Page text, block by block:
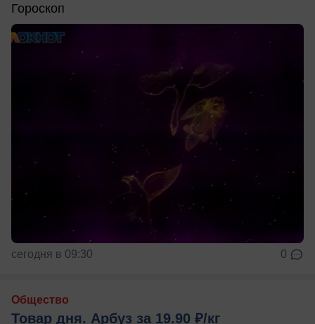
Гороскоп
сегодня в 09:30 0
Общество
Товар дня. Арбуз за 19.90 ₽/кг